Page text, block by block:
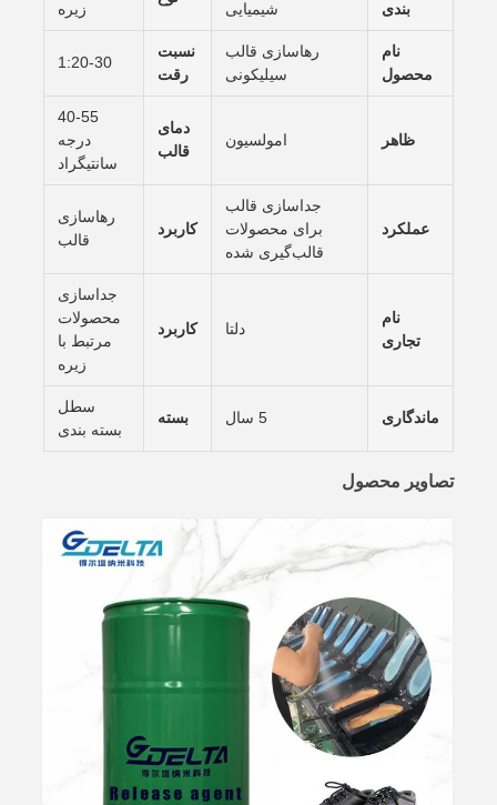
بندی شیمیایی زیره
نام
محصول
رهاسازی قالب
سیلیکونی
نسبت
رقت
1:20-30
ظاهر امولسیون
دمای
قالب
40-55
درجه
سانتیگراد
عملکرد
جداسازی قالب
برای محصولات
قالب‌گیری شده
کاربرد
رهاسازی
قالب
نام
تجاری
دلتا کاربرد
جداسازی
محصولات
مرتبط با
زیره
ماندگاری 5 سال بسته
سطل
بسته بندی
تصاویر محصول